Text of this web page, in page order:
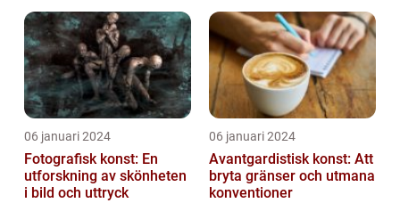
06 januari 2024
Fotografisk konst: En
utforskning av skönheten
i bild och uttryck
06 januari 2024
Avantgardistisk konst: Att
bryta gränser och utmana
konventioner